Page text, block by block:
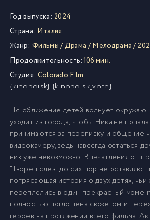
Год выпуска: 2024
Страна: Италия
Жанр: Фильмы/Драма /Мелодрама /
Продолжительность:106 мин.
Студия: Colorado Film
{kinopoisk} {kinopoisk_vote}
Но сближение детей волнует
уходит из города, чтобы Ника не
принимаются за переписку и общение
видеокамеру, ведь навсегда остаться
них уже невозможно. Впечатления от
"Творец слез" до сих пор не оставляют
потрясающая история о двух детях, чьи
переплелись в один прекрасный
полностью поглощена сюжетом и
героев на протяжении всего фильма.